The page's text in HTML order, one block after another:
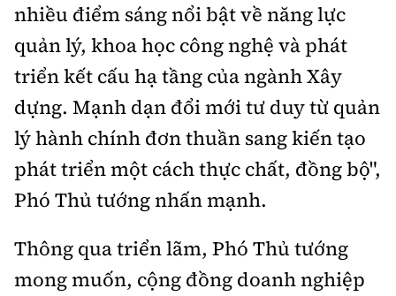
nhiều điểm sáng nổi bật về năng lực
quản lý, khoa học công nghệ và phát
triển kết cấu hạ tầng của ngành Xây
dựng. Mạnh dạn đổi mới tư duy từ quản
lý hành chính đơn thuần sang kiến tạo
phát triển một cách thực chất, đồng bộ",
Phó Thủ tướng nhấn mạnh.
Thông qua triển lãm, Phó Thủ tướng
mong muốn, cộng đồng doanh nghiệp